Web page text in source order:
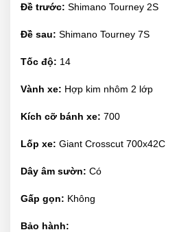
Đề trước: Shimano Tourney 2S
Đề sau: Shimano Tourney 7S
Tốc độ: 14
Vành xe: Hợp kim nhôm 2 lớp
Kích cỡ bánh xe: 700
Lốp xe: Giant Crosscut 700x42C
Dây âm sườn: Có
Gấp gọn: Không
Bảo hành: